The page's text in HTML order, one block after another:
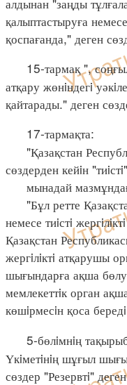
қалыптастыруға
қоспағанда," деген
15-тармақ ",
атқару жөнiндегi
қайтарады." деген
17-тармақта:
"Қазақстан
сөздерден кейiн
мынадай
"Бұл ретте
немесе тиiстi
Қазақстан
жергiлiктi атқарушы
шығындарға ақша
мемлекеттiк орган
көшiрмесiн қоса
5-бөлiмнiң
Үкiметiнiң шұғыл
сөздер "Резервтi"